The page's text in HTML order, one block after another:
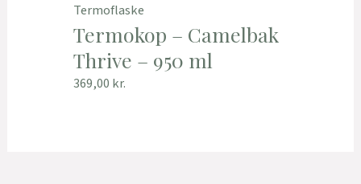
Termoflaske
Termokop – Camelbak
Thrive – 950 ml
369,00 kr.